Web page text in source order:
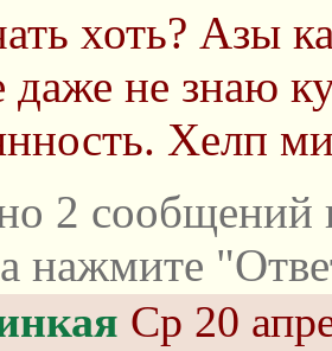
хоть? Азы
не знаю
Хелп
2 сообщений
нажмите
Ср 20